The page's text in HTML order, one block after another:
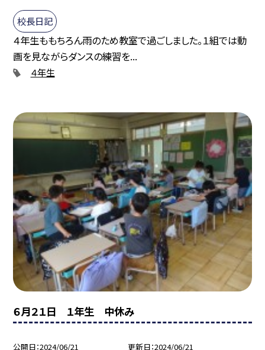
校長日記
４年生ももちろん雨のため教室で過ごしました。１組では動
画を見ながらダンスの練習を...
４年生
６月２１日 １年生 中休み
公開日 2024/06/21 更新日 2024/06/21